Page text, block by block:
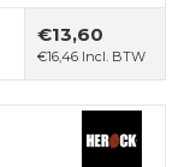
€13,60
€16,46 Incl. BTW